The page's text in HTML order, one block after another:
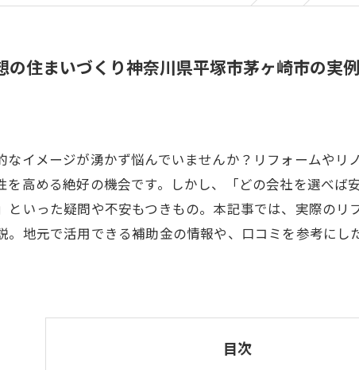
の住まいづくり神奈川県平塚市茅ヶ崎市の実
イメージが湧かず悩んでいませんか？リフォームや
を高める絶好の機会です。しかし、「どの会社を選べ
といった疑問や不安もつきもの。本記事では、実際の
。地元で活用できる補助金の情報や、口コミを参考に
目次